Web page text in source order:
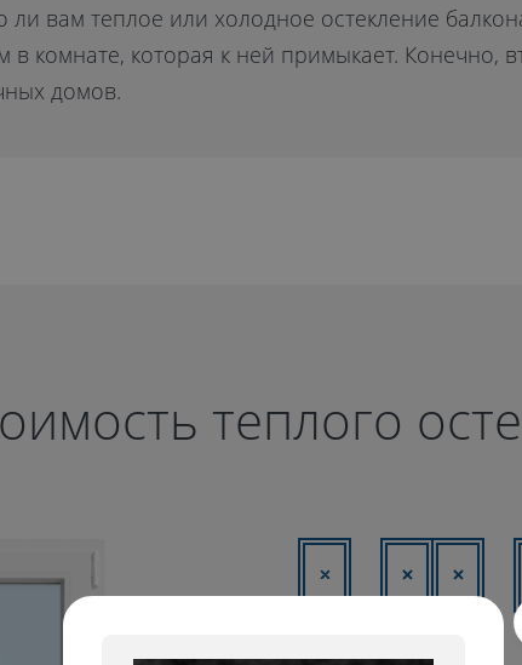
вам теплое или холодное остекление
в комнате, которая к ней примыкает. Конечно,
домов.
теплого